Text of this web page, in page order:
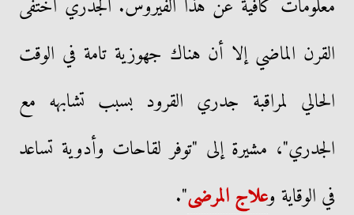
معلومات كافية عن هذا الفيروس. الجدري اختفى
القرن الماضي إلا أن هناك جهوزية تامة في الوقت
الحالي لمراقبة جدري القرود بسبب تشابهه مع
الجدري"، مشيرة إلى "توفر لقاحات وأدوية تساعد
في الوقاية وعلاج المرضى".